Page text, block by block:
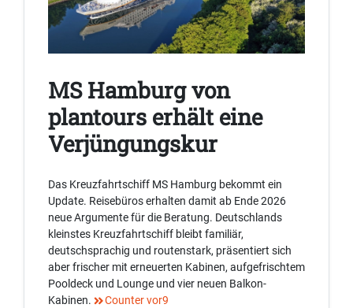
MS Hamburg von
plantours erhält eine
Verjüngungskur
Das Kreuzfahrtschiff MS Hamburg bekommt ein
Update. Reisebüros erhalten damit ab Ende 2026
neue Argumente für die Beratung. Deutschlands
kleinstes Kreuzfahrtschiff bleibt familiär,
deutschsprachig und routenstark, präsentiert sich
aber frischer mit erneuerten Kabinen, aufgefrischtem
Pooldeck und Lounge und vier neuen Balkon-
Kabinen.
Counter vor9